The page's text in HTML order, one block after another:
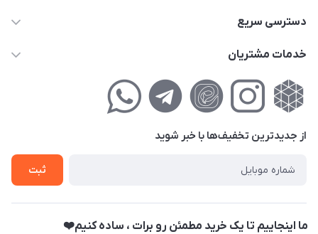
02177111474
کوچه گلریز 4 غربی ، پلاک 13
دسترسی سریع
حساب کاربری
لیست محصولات
خدمات مشتریان
راهنمای‌خرید‌آنلاین
حریم خصوصی
فروش‌اقساطی
از جدید‌ترین تخفیف‌ها با‌ خبر شوید
ثبت
ما اینجاییم تا یک خرید مطمئن رو برات ، ساده کنیم❤️